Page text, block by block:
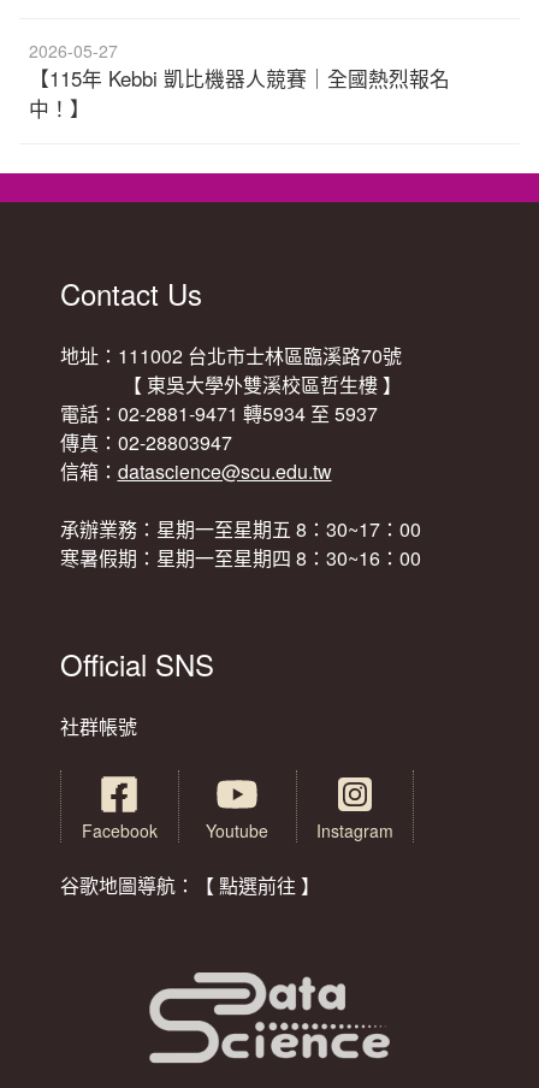
2026-05-27
【115年 Kebbi 凱比機器人競賽｜全國熱烈報名
中！】
Contact Us
地址：111002 台北市士林區臨溪路70號
【 東吳大學外雙溪校區哲生樓 】
電話：02-2881-9471 轉5934 至 5937
傳真：02-28803947
信箱： datascience@scu.edu.tw
承辦業務：星期一至星期五 8：30~17：00
寒暑假期：星期一至星期四 8：30~16：00
Official SNS
社群帳號
Facebook Youtube Instagram
谷歌地圖導航：【 點選前往 】